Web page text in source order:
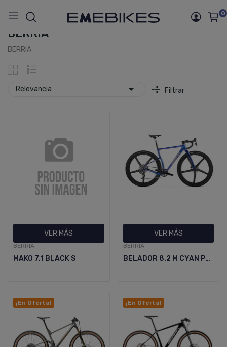
0
Listado De Productos Por Marca
BERRIA
BERRIA
Relevancia  Filtrar
VER MÁS
BERRIA
MAKO 7.1 BLACK S
VER MÁS
BERRIA
BELADOR 8.2 M CYAN PURPLE
¡En Oferta! ¡En Oferta!